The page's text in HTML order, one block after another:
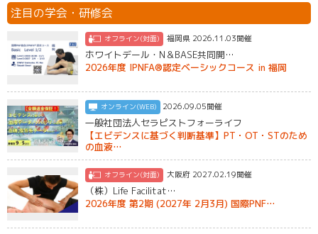
注目の学会・研修会
オフライン(対面) 福岡県 2026.11.03開催
ホワイトデール・N＆BASE共同開…
2026年度 IPNFA®認定ベーシックコース in 福岡
オンライン(WEB) 2026.09.05開催
一般社団法人セラピストフォーライフ
【エビデンスに基づく判断基準】PT・OT・STのため
の血液…
オフライン(対面) 大阪府 2027.02.19開催
（株）Life Facilitat…
2026年度 第2期 (2027年 2月3月) 国際PNF…